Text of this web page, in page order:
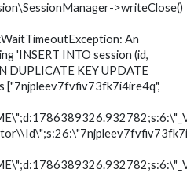
>writeClose()
An
'INSERT INTO session (id,
DUPLICATE KEY UPDATE
["7njpleev7fvfiv73fk7i4ire4q",